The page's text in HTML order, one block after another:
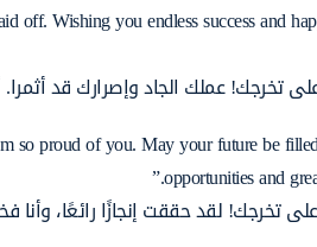
off. Wishing you endless success and
تخرجك! عملك الجاد وإصرارك قد
so proud of you. May your future be
opportunities and
على تخرجك! لقد حققت إنجازًا رائعًا،